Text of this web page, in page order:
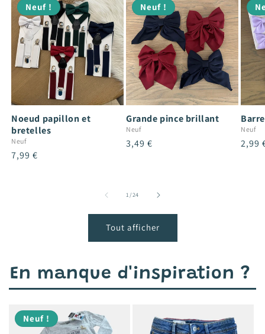
Neuf !
Noeud papillon et
bretelles
Neuf
Prix
7,99 €
Neuf !
Grande pince brillant
Neuf
Prix
3,49 €
Neuf
Prix
2,99
1/de
24
Tout afficher
En manque d'inspiration ?
Neuf !